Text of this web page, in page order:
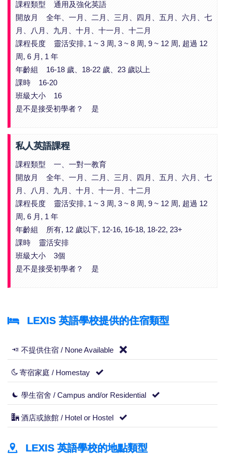
課程類型 通用及強化英語
開放月 全年、一月、二月、三月、四月、五月、六月、七
月、八月、九月、十月、十一月、十二月
課程長度 靈活安排, 1 ~ 3 周, 3 ~ 8 周, 9 ~ 12 周, 超過 12
周, 6 月, 1 年
年齡組 16-18 歲、18-22 歲、23 歲以上
課時 16-20
班級大小 16
是不是接受初學者？ 是
私人英語課程
課程類型 一、一對一教育
開放月 全年、一月、二月、三月、四月、五月、六月、七
月、八月、九月、十月、十一月、十二月
課程長度 靈活安排, 1 ~ 3 周, 3 ~ 8 周, 9 ~ 12 周, 超過 12
周, 6 月, 1 年
年齡組 所有, 12 歲以下, 12-16, 16-18, 18-22, 23+
課時 靈活安排
班級大小 3個
是不是接受初學者？ 是
LEXIS 英語學校提供的住宿類型
不提供住宿 / None Available
寄宿家庭 / Homestay
學生宿舍 / Campus and/or Residential
酒店或旅館 / Hotel or Hostel
LEXIS 英語學校的地點類型